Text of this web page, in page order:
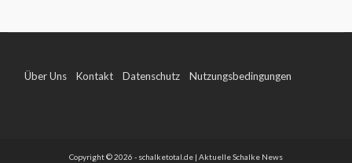
Über Uns Kontakt Datenschutz Nutzungsbedingungen
Copyright © 2026 - schalketotal.de | Aktuelle Schalke News